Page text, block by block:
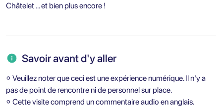
Châtelet … et bien plus encore !
Savoir avant d'y aller
⚬ Veuillez noter que ceci est une expérience numérique. Il n'y a
pas de point de rencontre ni de personnel sur place.
⚬ Cette visite comprend un commentaire audio en anglais.